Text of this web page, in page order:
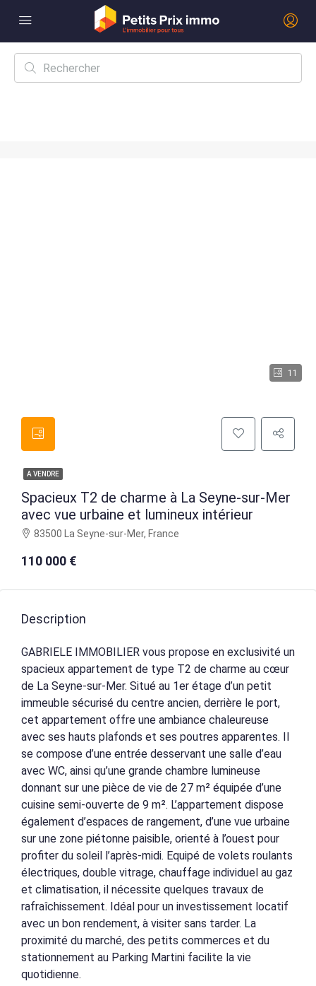
11
A VENDRE
Spacieux T2 de charme à La Seyne-sur-Mer
avec vue urbaine et lumineux intérieur
83500 La Seyne-sur-Mer, France
110 000 €
Description
GABRIELE IMMOBILIER vous propose en exclusivité un
spacieux appartement de type T2 de charme au cœur
de La Seyne-sur-Mer. Situé au 1er étage d’un petit
immeuble sécurisé du centre ancien, derrière le port,
cet appartement offre une ambiance chaleureuse
avec ses hauts plafonds et ses poutres apparentes. Il
se compose d’une entrée desservant une salle d’eau
avec WC, ainsi qu’une grande chambre lumineuse
donnant sur une pièce de vie de 27 m² équipée d’une
cuisine semi-ouverte de 9 m². L’appartement dispose
également d’espaces de rangement, d’une vue urbaine
sur une zone piétonne paisible, orienté à l’ouest pour
profiter du soleil l’après-midi. Equipé de volets roulants
électriques, double vitrage, chauffage individuel au gaz
et climatisation, il nécessite quelques travaux de
rafraîchissement. Idéal pour un investissement locatif
avec un bon rendement, à visiter sans tarder. La
proximité du marché, des petits commerces et du
stationnement au Parking Martini facilite la vie
quotidienne.